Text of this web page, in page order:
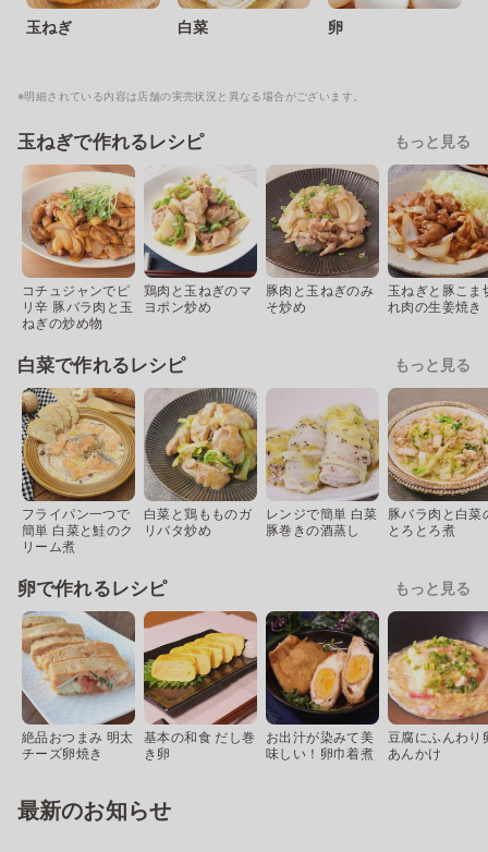
玉ねぎ 白菜 卵
※明細されている内容は店舗の実売状況と異なる場合がございます。
玉ねぎで作れるレシピ もっと見る
コチュジャンでピ
リ辛 豚バラ肉と玉
ねぎの炒め物
鶏肉と玉ねぎのマ
ヨポン炒め
豚肉と玉ねぎのみ
そ炒め
玉ねぎと豚こま
れ肉の生姜焼き
白菜で作れるレシピ もっと見る
フライパン一つで
簡単 白菜と鮭のク
リーム煮
白菜と鶏もものガ
リバタ炒め
レンジで簡単 白菜
豚巻きの酒蒸し
豚バラ肉と白菜
とろとろ煮
卵で作れるレシピ もっと見る
絶品おつまみ 明太
チーズ卵焼き
基本の和食 だし巻
き卵
お出汁が染みて美
味しい！卵巾着煮
豆腐にふんわり
あんかけ
最新のお知らせ